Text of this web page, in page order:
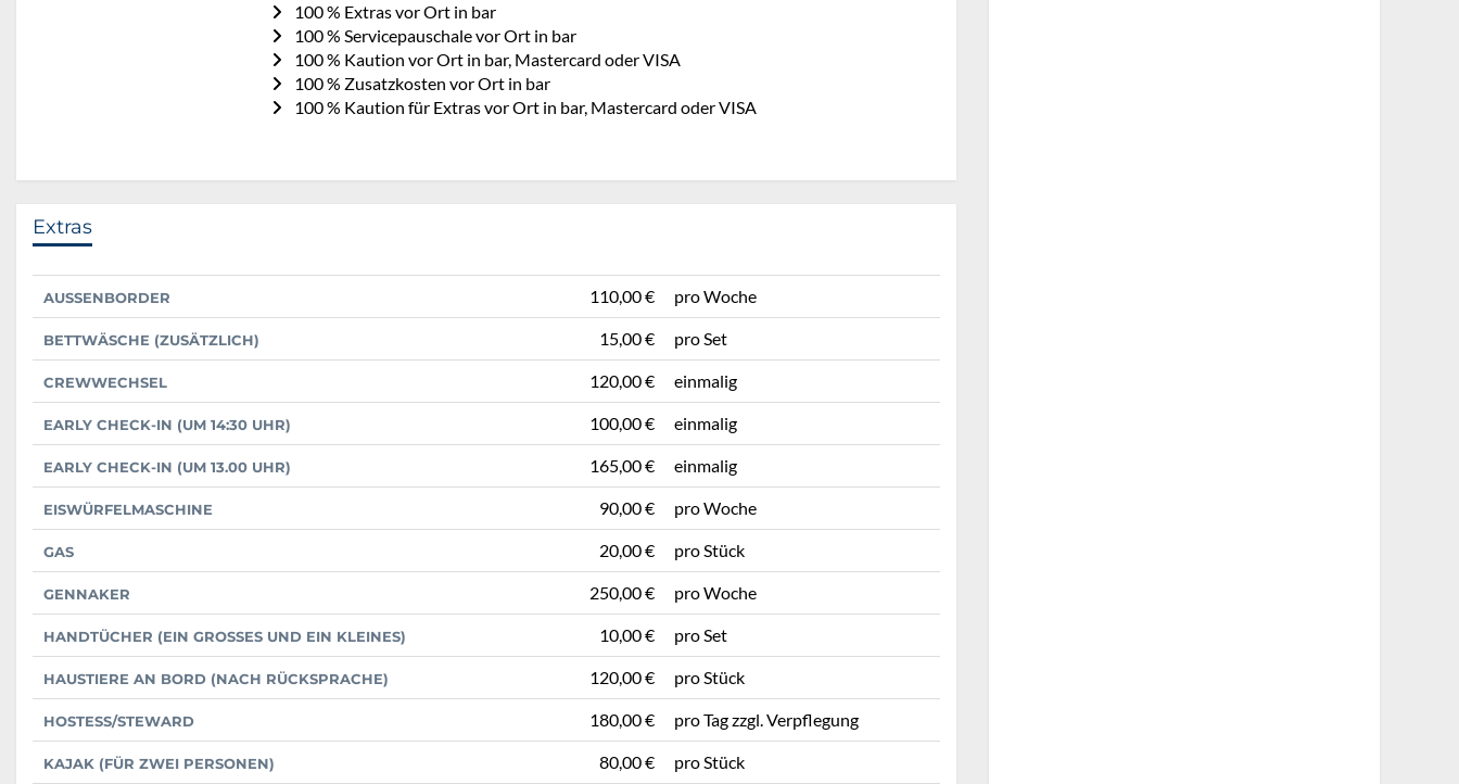
100 % Extras vor Ort in bar
100 % Servicepauschale vor Ort in bar
100 % Kaution vor Ort in bar, Mastercard oder VISA
100 % Zusatzkosten vor Ort in bar
100 % Kaution für Extras vor Ort in bar, Mastercard oder VISA
Extras
AUSSENBORDER 110,00 € pro Woche
BETTWÄSCHE (ZUSÄTZLICH) 15,00 € pro Set
CREWWECHSEL 120,00 € einmalig
EARLY CHECK-IN (UM 14:30 UHR) 100,00 € einmalig
EARLY CHECK-IN (UM 13.00 UHR) 165,00 € einmalig
EISWÜRFELMASCHINE 90,00 € pro Woche
GAS 20,00 € pro Stück
GENNAKER 250,00 € pro Woche
HANDTÜCHER (EIN GROSSES UND EIN KLEINES) 10,00 € pro Set
HAUSTIERE AN BORD (NACH RÜCKSPRACHE) 120,00 € pro Stück
HOSTESS/STEWARD 180,00 € pro Tag zzgl. Verpflegung
KAJAK (FÜR ZWEI PERSONEN) 80,00 € pro Stück